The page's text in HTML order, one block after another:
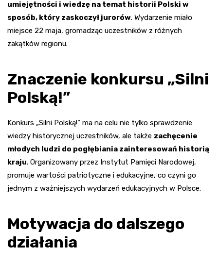
umiejętności i wiedzę na temat historii Polski w
sposób, który zaskoczył jurorów. Wydarzenie miało
miejsce 22 maja, gromadząc uczestników z różnych
zakątków regionu.
Znaczenie konkursu „Silni
Polską!”
Konkurs „Silni Polską!” ma na celu nie tylko sprawdzenie
wiedzy historycznej uczestników, ale także zachęcenie
młodych ludzi do pogłębiania zainteresowań historią
kraju. Organizowany przez Instytut Pamięci Narodowej,
promuje wartości patriotyczne i edukacyjne, co czyni go
jednym z ważniejszych wydarzeń edukacyjnych w Polsce.
Motywacja do dalszego
działania